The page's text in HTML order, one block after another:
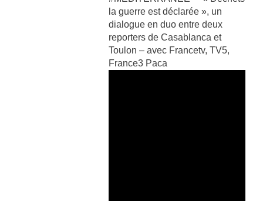
la guerre est déclarée », un
dialogue en duo entre deux
reporters de Casablanca et
Toulon – avec Francetv, TV5,
France3 Paca